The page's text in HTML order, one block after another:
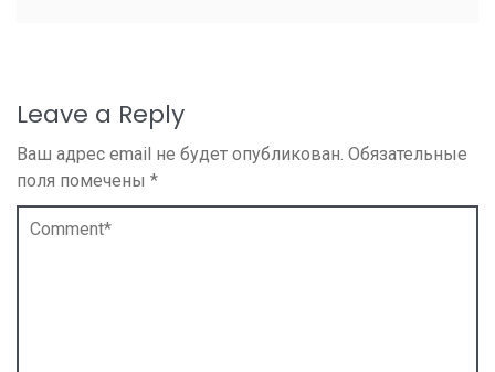
Leave a Reply
Ваш адрес email не будет опубликован. Обязательные
поля помечены *